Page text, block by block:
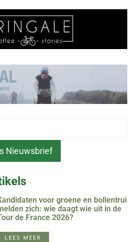
voor groene en bollentrui
zich: wie daagt wie uit in de
de France 2026?
LEES MEER